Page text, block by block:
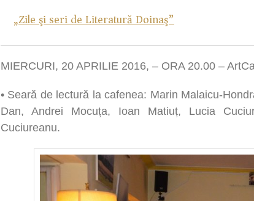
„Zile şi seri de Literatură Doinaş”
MIERCURI, 20 APRILIE 2016, – ORA 20.00 –
• Seară de lectură la cafenea: Marin Malaicu-
Dan, Andrei Mocuța, Ioan Matiuț, Lucia
Cuciureanu.